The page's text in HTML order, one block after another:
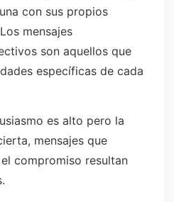
con sus propios
mensajes
son aquellos que
específicas de cada
es alto pero la
mensajes que
compromiso resultan